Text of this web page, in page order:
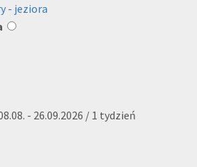
- jeziora
- 26.09.2026 / 1 tydzień